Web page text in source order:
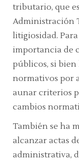
tributario, que
Administración
litigiosidad.
importancia de
públicos, si
normativos por
aunar criterios
cambios
También se ha
alcanzar actas
administrativa,